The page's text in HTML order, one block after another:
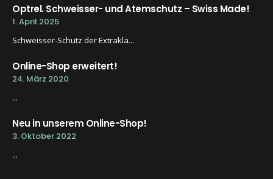
Optrel. Schweisser- und Atemschutz – Swiss Made!
1. April 2025
Schweisser-Schutz der Extrakla...
Online-Shop erweitert!
24. März 2020
...
Neu in unserem Online-Shop!
3. Oktober 2022
...